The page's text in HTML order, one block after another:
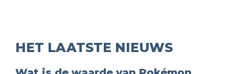
HET LAATSTE NIEUWS